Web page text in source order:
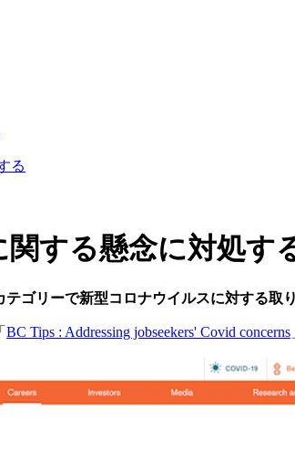
る
する懸念に対処す
ゴリーで新型コロナウイルスに対する取
BC Tips : Addressing jobseekers' Covid concerns